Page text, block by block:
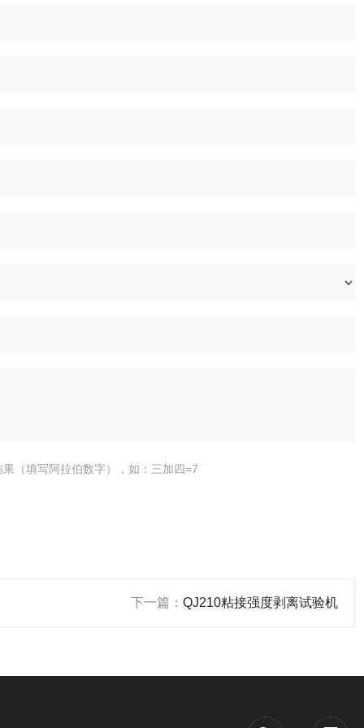
（填写阿拉伯数字），如：三加四=7
下一篇： QJ210粘接强度剥离试验机